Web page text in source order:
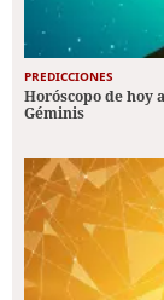
PREDICCIONES
Horóscopo de hoy
Géminis